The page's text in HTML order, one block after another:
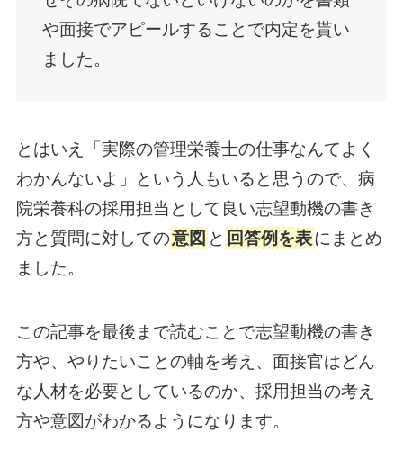
や面接でアピールすることで内定を貰い
ました。
とはいえ「実際の管理栄養士の仕事なんてよく
わかんないよ」という人もいると思うので、病
院栄養科の採用担当として良い志望動機の書き
方と質問に対しての意図と 回答例を表にまとめ
ました。
この記事を最後まで読むことで志望動機の書き
方や、やりたいことの軸を考え、面接官はどん
な人材を必要としているのか、採用担当の考え
方や意図がわかるようになります。